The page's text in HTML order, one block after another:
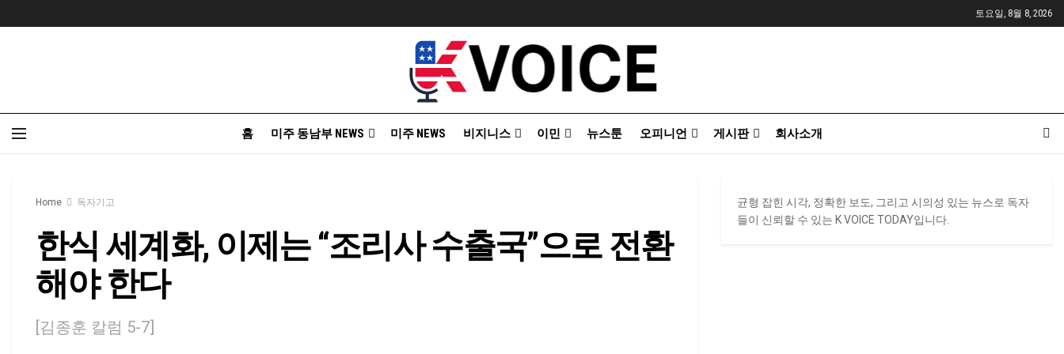
토요일, 8월 8, 2026
홈 미주 동남부 NEWS 미주 NEWS 비지니스 이민 뉴스툰 오피니언 게시판 회사소개
Home 독자기고
한식 세계화, 이제는 “조리사 수출국”으로 전환
해야 한다
[김종훈 칼럼 5-7]
균형 잡힌 시각, 정확한 보도, 그리고 시의성 있는 뉴스로 독자
들이 신뢰할 수 있는 K VOICE TODAY입니다.